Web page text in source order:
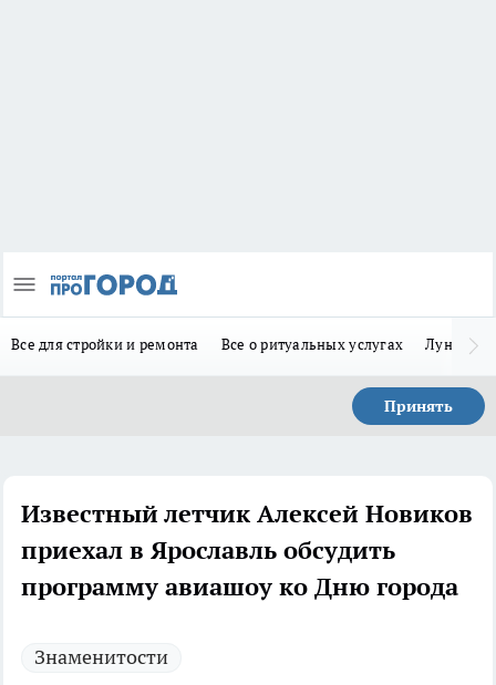
Все для стройки и ремонта Все о ритуальных услугах Лунно-
Принять
Известный летчик Алексей Новиков
приехал в Ярославль обсудить
программу авиашоу ко Дню города
Знаменитости